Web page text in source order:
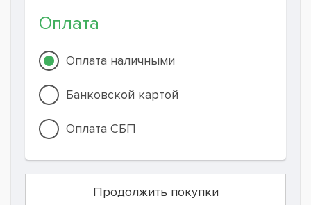
Оплата
Оплата наличными
Банковской картой
Оплата СБП